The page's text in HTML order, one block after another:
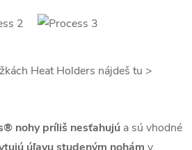
Heat Holders nájdeš tu >
nohy príliš nesťahujú a sú vhodné
úľavu studeným nohám v